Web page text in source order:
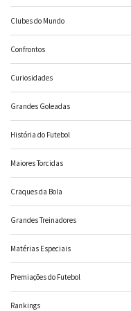
Clubes do Mundo
Confrontos
Curiosidades
Grandes Goleadas
História do Futebol
Maiores Torcidas
Craques da Bola
Grandes Treinadores
Matérias Especiais
Premiações do Futebol
Rankings